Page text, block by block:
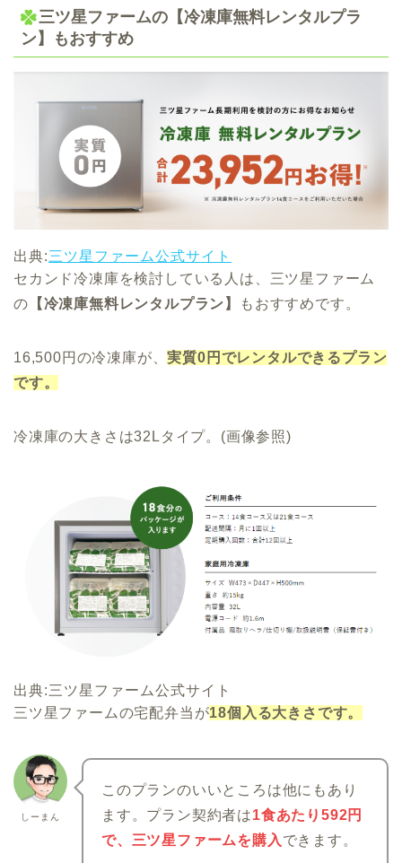
三ツ星ファームの【冷凍庫無料レンタルプラ
ン】もおすすめ
出典:三ツ星ファーム公式サイト
セカンド冷凍庫を検討している人は、三ツ星ファーム
の 【冷凍庫無料レンタルプラン】 もおすすめです。
16,500円の冷凍庫が、実質0円でレンタルできるプラン
です。
冷凍庫の大きさは32Lタイプ。(画像参照)
出典:三ツ星ファーム公式サイト
三ツ星ファームの宅配弁当が18個入る大きさです。
しーまん
このプランのいいところは他にもあり
ます。プラン契約者は1食あたり592円
で、三ツ星ファームを購入 できます。